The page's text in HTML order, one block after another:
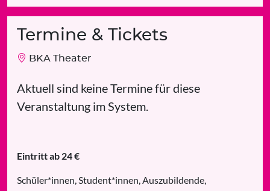
Termine & Tickets
BKA Theater
Aktuell sind keine Termine für diese
Veranstaltung im System.
Eintritt ab 24 €
Schüler*innen, Student*innen, Auszubildende,